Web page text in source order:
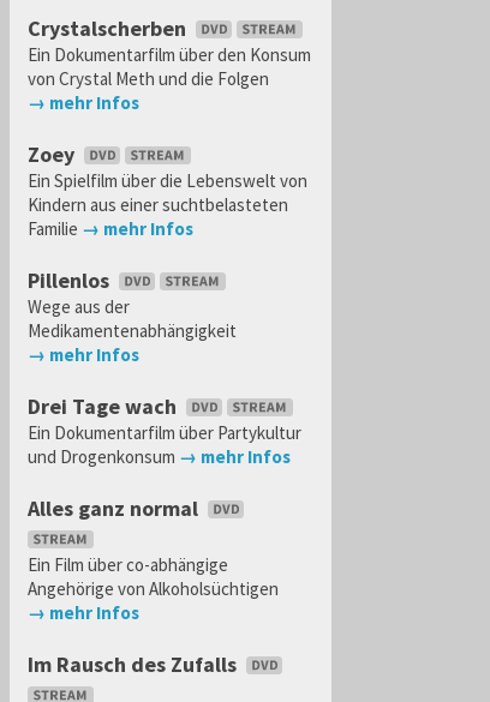
Crystalscherben
Ein Dokumentarfilm über den Konsum
von Crystal Meth und die Folgen
→ mehr Infos
Zoey
Ein Spielfilm über die Lebenswelt von
Kindern aus einer suchtbelasteten
Familie → mehr Infos
Pillenlos
Wege aus der
Medikamentenabhängigkeit
→ mehr Infos
Drei Tage wach
Ein Dokumentarfilm über Partykultur
und Drogenkonsum → mehr Infos
Alles ganz normal
Ein Film über co-abhängige
Angehörige von Alkoholsüchtigen
→ mehr Infos
Im Rausch des Zufalls